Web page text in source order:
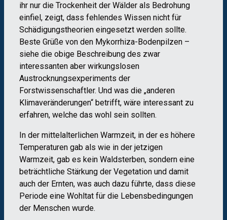
ihr nur die Trockenheit der Wälder als Bedrohung
einfiel, zeigt, dass fehlendes Wissen nicht für
Schädigungstheorien eingesetzt werden sollte.
Beste Grüße von den Mykorrhiza-Bodenpilzen –
siehe die obige Beschreibung des zwar
interessanten aber wirkungslosen
Austrocknungsexperiments der
Forstwissenschaftler. Und was die „anderen
Klimaveränderungen“ betrifft, wäre interessant zu
erfahren, welche das wohl sein sollten.
In der mittelalterlichen Warmzeit, in der es höhere
Temperaturen gab als wie in der jetzigen
Warmzeit, gab es kein Waldsterben, sondern eine
beträchtliche Stärkung der Vegetation und damit
auch der Ernten, was auch dazu führte, dass diese
Periode eine Wohltat für die Lebensbedingungen
der Menschen wurde.